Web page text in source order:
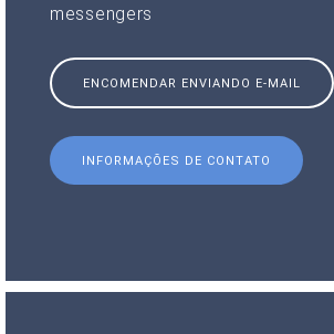
messengers
ENCOMENDAR ENVIANDO E-MAIL
INFORMAÇÕES DE CONTATO